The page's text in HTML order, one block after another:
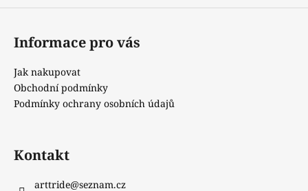
Informace pro vás
Jak nakupovat
Obchodní podmínky
Podmínky ochrany osobních údajů
Kontakt
arttride@seznam.cz